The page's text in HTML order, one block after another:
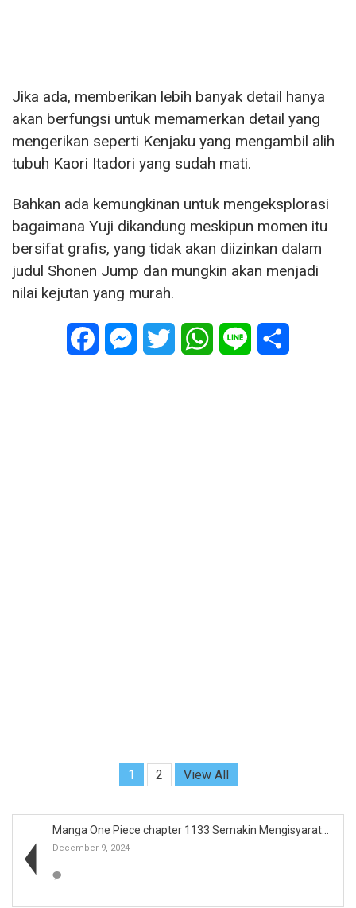
Jika ada, memberikan lebih banyak detail hanya
akan berfungsi untuk memamerkan detail yang
mengerikan seperti Kenjaku yang mengambil alih
tubuh Kaori Itadori yang sudah mati.
Bahkan ada kemungkinan untuk mengeksplorasi
bagaimana Yuji dikandung meskipun momen itu
bersifat grafis, yang tidak akan diizinkan dalam
judul Shonen Jump dan mungkin akan menjadi
nilai kejutan yang murah.
FacebookMessenger
Twitter WhatsApp
Line
1 2 View All
Manga One Piece chapter 1133 Semakin Mengisyaratka...
December 9, 2024